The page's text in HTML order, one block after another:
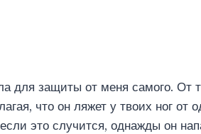
для защиты от меня самого. От
что он ляжет у твоих ног от
это случится, однажды он